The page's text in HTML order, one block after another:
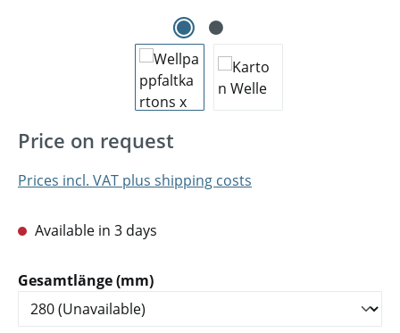
Price on request
Prices incl. VAT plus shipping costs
Available in 3 days
Select
Gesamtlänge (mm)